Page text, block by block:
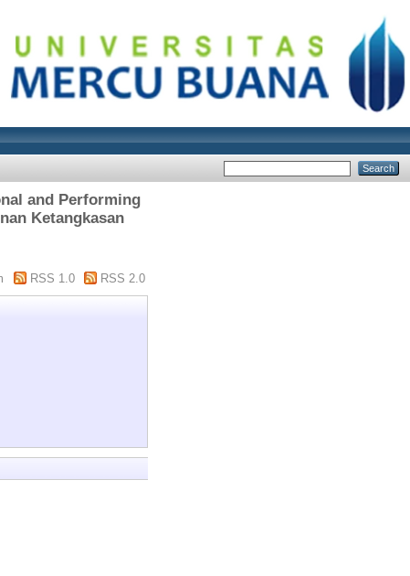
and Performing
Ketangkasan
RSS 1.0 RSS 2.0